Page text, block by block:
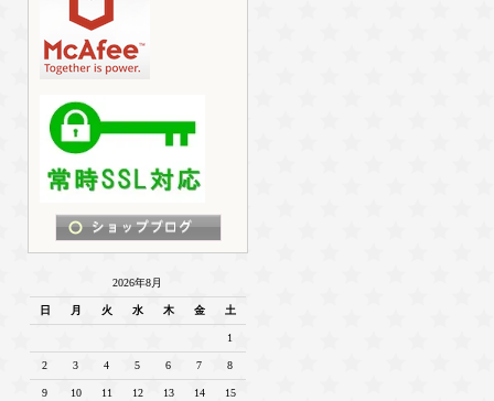
2026年8月
日 月 火 水 木 金 土
1
2 3 4 5 6 7 8
9 10 11 12 13 14 15